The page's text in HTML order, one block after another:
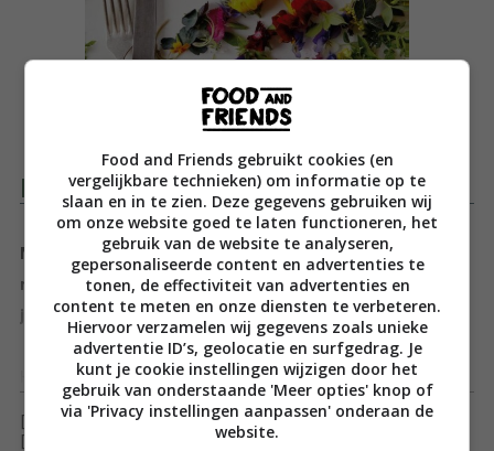
Productomschrijving
Maak van elk gerecht een schilderijtje met “Koken
met kruiden & bloemen”. Pip McCormac laat zien hoe
je je maaltijd letterlijk opfleurt!
Het gebruik van kruiden en eetbare bloemen in de
keuken is oneindig. Koken met kruiden & bloemen laat
je zien dat er meer is dan de klassieke combinaties kip
Toon meer
[ywfbt_form product_id="34863"]
[recently_viewed_products]
Food and Friends gebruikt cookies (en
vergelijkbare technieken) om informatie op te
slaan en in te zien. Deze gegevens gebruiken wij
om onze website goed te laten functioneren, het
gebruik van de website te analyseren,
gepersonaliseerde content en advertenties te
tonen, de effectiviteit van advertenties en
content te meten en onze diensten te verbeteren.
Hiervoor verzamelen wij gegevens zoals unieke
advertentie ID’s, geolocatie en surfgedrag. Je
kunt je cookie instellingen wijzigen door het
gebruik van onderstaande 'Meer opties' knop of
via 'Privacy instellingen aanpassen' onderaan de
website.